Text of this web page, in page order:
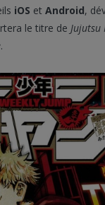
iOS et Android,
le titre de Jujutsu
.